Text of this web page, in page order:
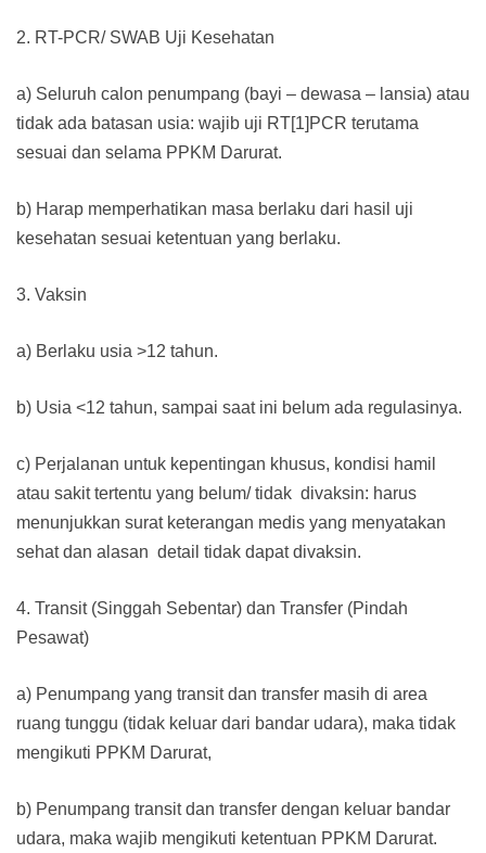
2. RT-PCR/ SWAB Uji Kesehatan
a) Seluruh calon penumpang (bayi – dewasa – lansia) atau
tidak ada batasan usia: wajib uji RT[1]PCR terutama
sesuai dan selama PPKM Darurat.
b) Harap memperhatikan masa berlaku dari hasil uji
kesehatan sesuai ketentuan yang berlaku.
3. Vaksin
a) Berlaku usia >12 tahun.
b) Usia <12 tahun, sampai saat ini belum ada regulasinya.
c) Perjalanan untuk kepentingan khusus, kondisi hamil
atau sakit tertentu yang belum/ tidak divaksin: harus
menunjukkan surat keterangan medis yang menyatakan
sehat dan alasan detail tidak dapat divaksin.
4. Transit (Singgah Sebentar) dan Transfer (Pindah
Pesawat)
a) Penumpang yang transit dan transfer masih di area
ruang tunggu (tidak keluar dari bandar udara), maka tidak
mengikuti PPKM Darurat,
b) Penumpang transit dan transfer dengan keluar bandar
udara, maka wajib mengikuti ketentuan PPKM Darurat.